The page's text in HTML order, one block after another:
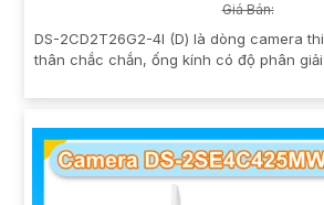
Giá Bán:
DS-2CD2T26G2-4I (D) là dòng camera
thân chắc chắn, ống kính có độ phân